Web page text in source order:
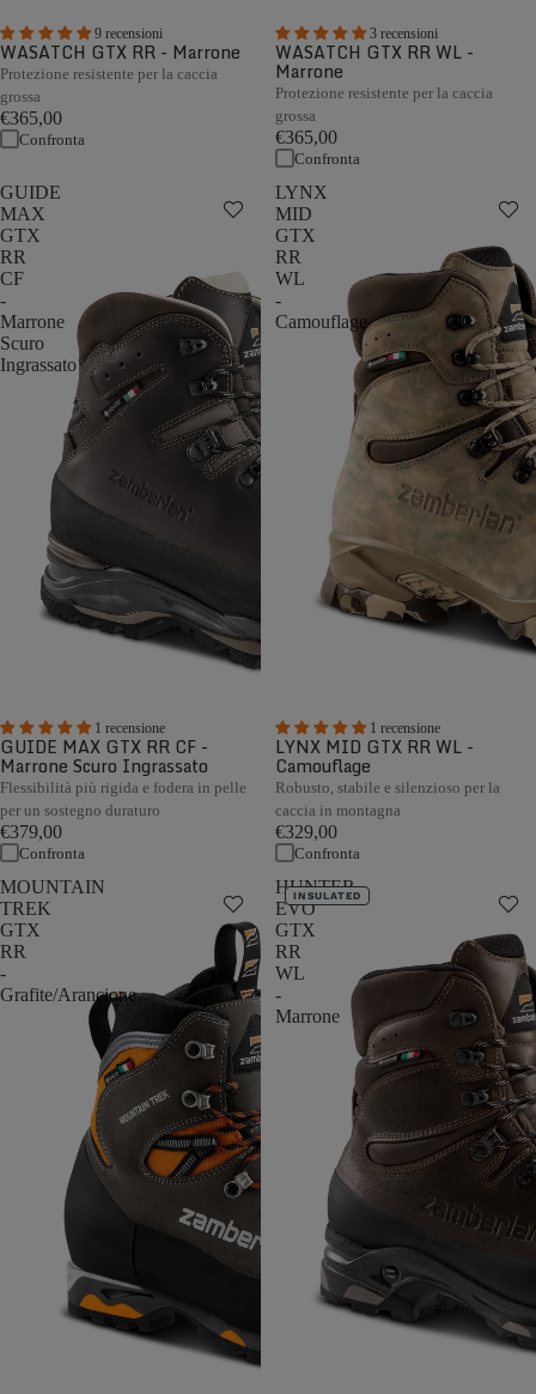
9 recensioni
WASATCH GTX RR - Marrone
Protezione resistente per la caccia
grossa
€365,00
Confronta
3 recensioni
WASATCH GTX RR WL -
Marrone
Protezione resistente per la caccia
grossa
€365,00
Confronta
GUIDE
MAX
GTX
RR
CF
-
Marrone
Scuro
Ingrassato
1 recensione
GUIDE MAX GTX RR CF -
Marrone Scuro Ingrassato
Flessibilità più rigida e fodera in pelle
per un sostegno duraturo
€379,00
Confronta
LYNX
MID
GTX
RR
WL
-
Camouflage
1 recensione
LYNX MID GTX RR WL -
Camouflage
Robusto, stabile e silenzioso per la
caccia in montagna
€329,00
Confronta
MOUNTAIN
TREK
GTX
RR
-
Grafite/Arancione
HUNTER
EVO
GTX
RR
WL
-
Marrone
INSULATED